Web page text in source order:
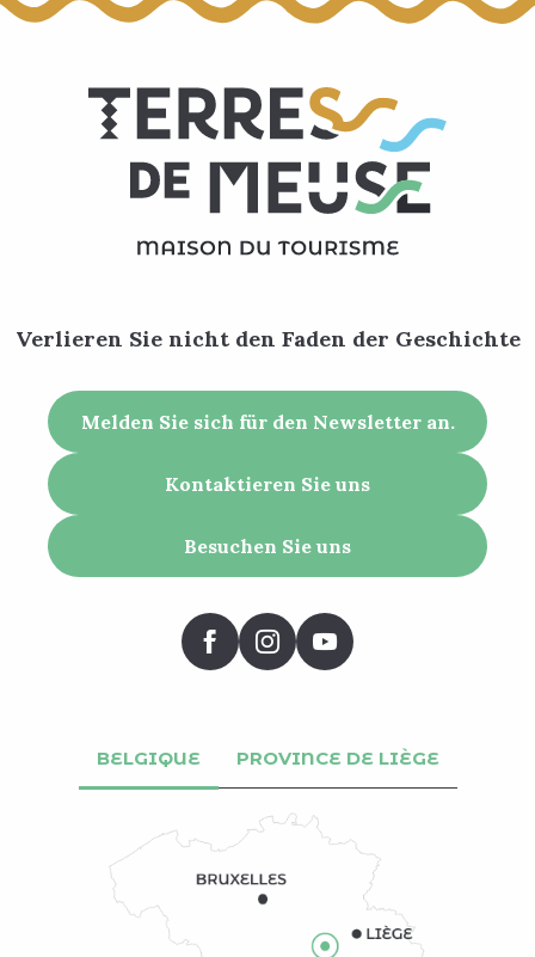
Verlieren Sie nicht den Faden der Geschichte
Melden Sie sich für den Newsletter an.
Kontaktieren Sie uns
Besuchen Sie uns
BELGIQUE PROVINCE DE LIÈGE